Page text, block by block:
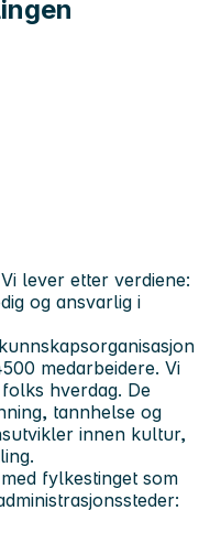
lever etter verdiene:
og ansvarlig i
medarbeidere. Vi
hverdag. De
tannhelse og
innen kultur,
fylkestinget som